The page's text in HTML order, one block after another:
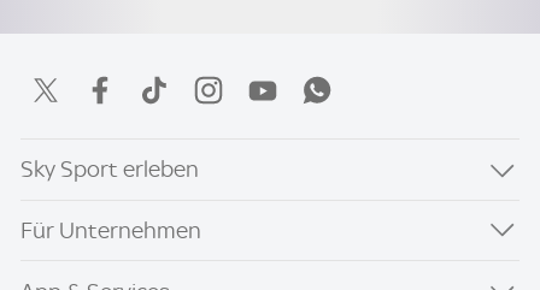
Sky Sport erleben
Für Unternehmen